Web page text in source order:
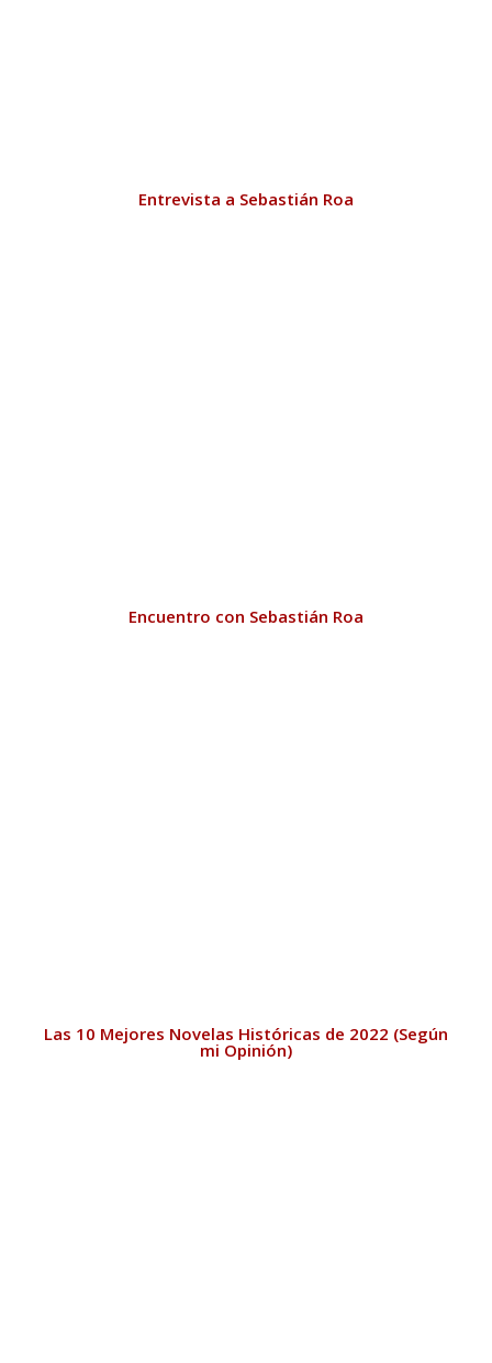
Entrevista a Sebastián Roa
Encuentro con Sebastián Roa
Las 10 Mejores Novelas Históricas de 2022 (Según
mi Opinión)